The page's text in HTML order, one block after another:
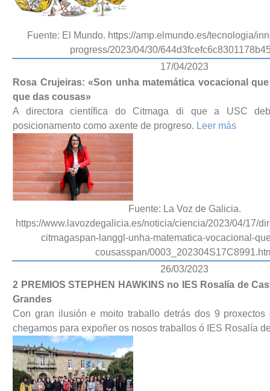
Fuente: El Mundo. https://amp.elmundo.es/tecnologia/
progress/2023/04/30/
17/04/2023
Rosa Crujeiras: «Son unha matemática vocacional
que das cousas»
A directora científica do Citmaga di que a USC
posicionamento como axente de progreso. Leer más
Fuente: La Voz de Galicia.
https://www.lavozdegalicia.es/noticia/ciencia/2023/04/17/
citmagaspan-langgl-unha-matematica-vocacional-
cousasspan/
26/03/2023
2 PREMIOS STEPHEN HAWKINS no IES Rosalía de
Grandes
Con gran ilusión e moito traballo detrás dos 9 proxectos
chegamos para expoñer os nosos traballos ó IES Rosalía